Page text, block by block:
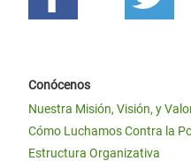
Conócenos
Nuestra Misión, Visión, y
Cómo Luchamos Contra la
Estructura Organizativa